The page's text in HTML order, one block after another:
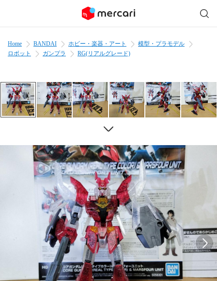
Home BANDAI ホビー・楽器・アート
模型・プラモデル
ロボット
ガンプラ RG(リアルグレード)